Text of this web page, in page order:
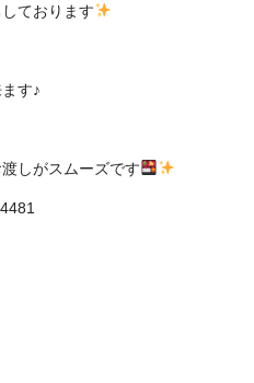
ております
す♪
しがスムーズです